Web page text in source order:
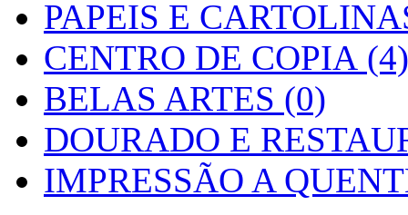
PAPEIS E
CENTRO DE COPIA (4)
BELAS ARTES (0)
DOURADO E
IMPRESSÃO A